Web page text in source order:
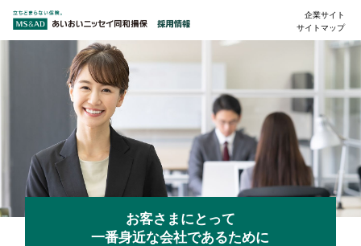
企業サイト
サイトマップ
お客さまにとって
一番身近な会社であるために